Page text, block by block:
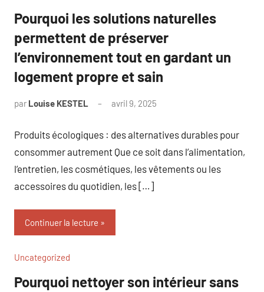
Pourquoi les solutions naturelles
permettent de préserver
l’environnement tout en gardant un
logement propre et sain
par Louise KESTEL avril 9, 2025
Produits écologiques : des alternatives durables pour
consommer autrement Que ce soit dans l’alimentation,
l’entretien, les cosmétiques, les vêtements ou les
accessoires du quotidien, les […]
Continuer la lecture
Uncategorized
Pourquoi nettoyer son intérieur sans